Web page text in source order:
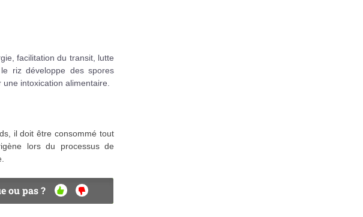
facilitation du transit, lutte
riz développe des spores
intoxication alimentaire.
il doit être consommé tout
lors du processus de
ou pas ?
OUI NON